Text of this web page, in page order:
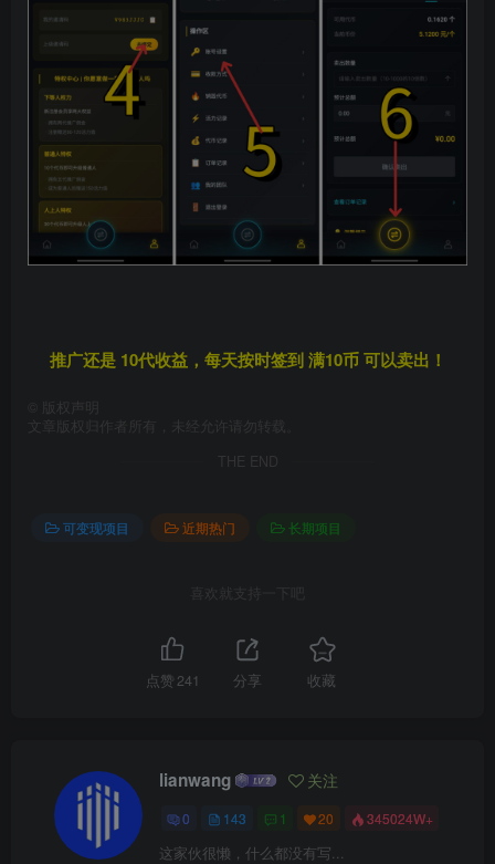
推广还是 10代收益，每天按时签到 满10币 可以卖出！
版权声明
文章版权归作者所有，未经允许请勿转载。
THE END
可变现项目 近期热门 长期项目
喜欢就支持一下吧
点赞241 分享 收藏
lianwang 关注
0 143 1 20 345024W+
这家伙很懒，什么都没有写...